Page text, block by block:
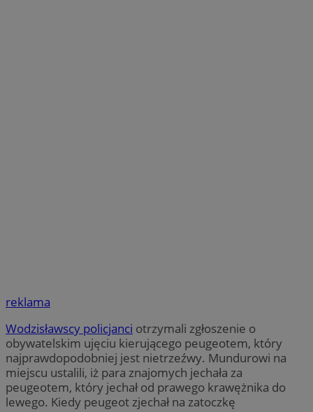
reklama
Wodzisławscy policjanci otrzymali zgłoszenie o
obywatelskim ujęciu kierującego peugeotem, który
najprawdopodobniej jest nietrzeźwy. Mundurowi na
miejscu ustalili, iż para znajomych jechała za
peugeotem, który jechał od prawego krawężnika do
lewego. Kiedy peugeot zjechał na zatoczkę